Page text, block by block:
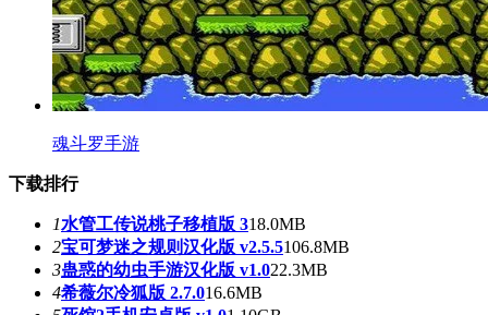
魂斗罗手游
下载排行
1水管工传说桃子移植版 318.0MB
2宝可梦迷之规则汉化版 v2.5.5106.8MB
3蛊惑的幼虫手游汉化版 v1.022.3MB
4希薇尔冷狐版 2.7.016.6MB